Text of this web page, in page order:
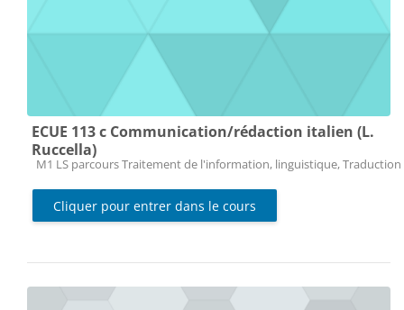
ECUE 113 c Communication/rédaction italien (L.
Ruccella)
Catégorie de cours
M1 LS parcours Traitement de l'information, linguistique, Traduction
Cliquer pour entrer dans le cours